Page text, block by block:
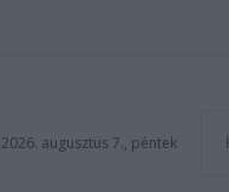
2026. augusztus 7., péntek